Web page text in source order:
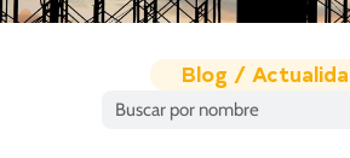
Blog /